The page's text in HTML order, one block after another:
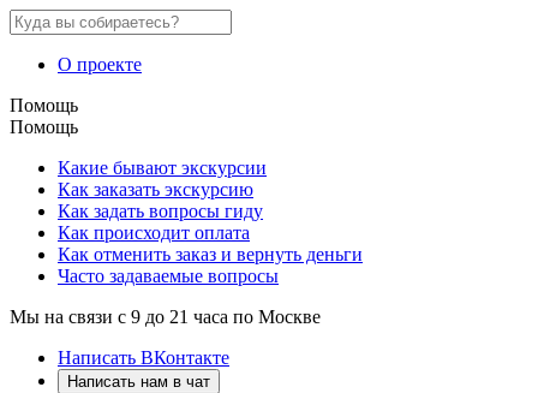
О проекте
Помощь
Помощь
Какие бывают экскурсии
Как заказать экскурсию
Как задать вопросы гиду
Как происходит оплата
Как отменить заказ и вернуть деньги
Часто задаваемые вопросы
Мы на связи с 9 до 21 часа по Москве
Написать ВКонтакте
Написать нам в чат